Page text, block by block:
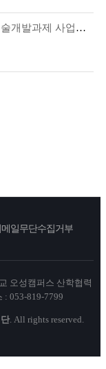
산학융합연구실(Lab) 맟 산학공동기술개발과제 사업비 변경 승인 신청서
메일무단수집거부
오성캠퍼스 산학협력
: 053-819-7799
. All rights reserved.